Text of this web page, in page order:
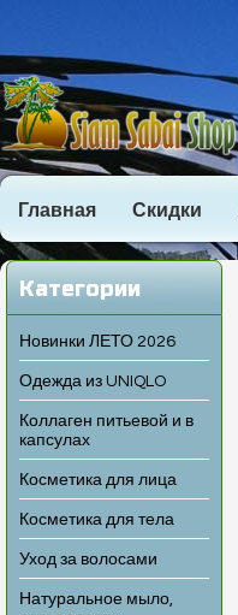
Главная Скидки
Категории
Новинки ЛЕТО 2026
Одежда из UNIQLO
Коллаген питьевой и в
капсулах
Косметика для лица
Косметика для тела
Уход за волосами
Натуральное мыло,